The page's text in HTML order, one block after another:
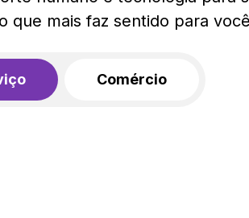
que mais faz sentido para
Comércio